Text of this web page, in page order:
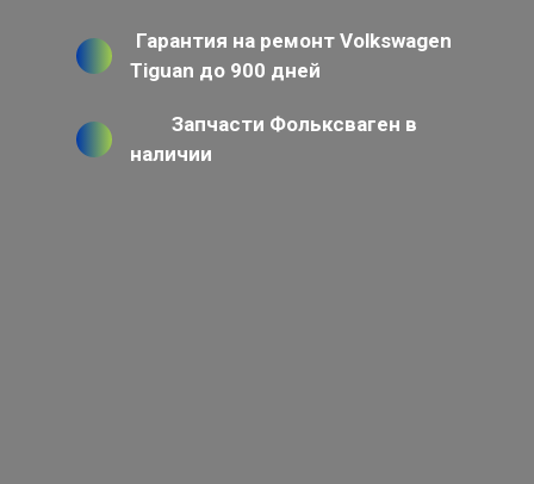
Гарантия на ремонт Volkswagen
Tiguan до 900 дней
Запчасти Фольксваген в
наличии